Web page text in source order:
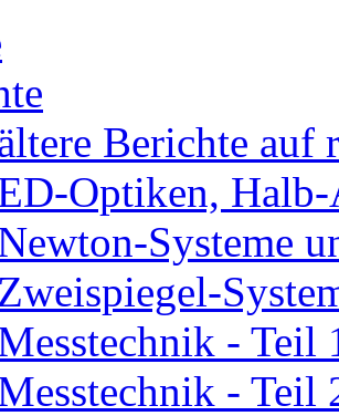
Berichte auf
Optiken, Halb-
Systeme
- Teil
- Teil